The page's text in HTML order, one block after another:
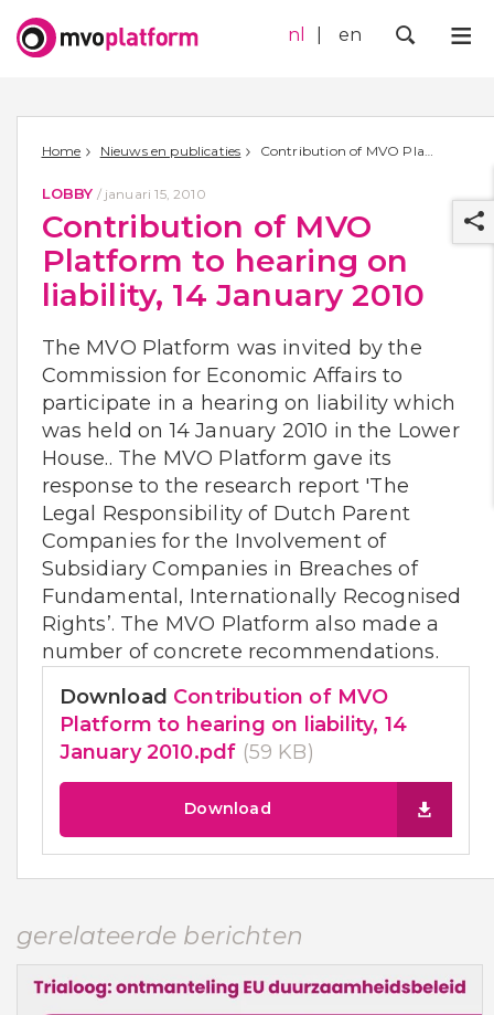
nl en
Home Nieuws en publicaties
LOBBY / januari 15, 2010
Contribution of MVO
Platform to hearing on
liability, 14 January 2010
The MVO Platform was invited by the
Commission for Economic Affairs to
participate in a hearing on liability which
was held on 14 January 2010 in the Lower
House.. The MVO Platform gave its
response to the research report 'The
Legal Responsibility of Dutch Parent
Companies for the Involvement of
Subsidiary Companies in Breaches of
Fundamental, Internationally Recognised
Rights’. The MVO Platform also made a
number of concrete recommendations.
Download Contribution of MVO
Platform to hearing on liability, 14
January 2010.pdf (59 KB)
Download
gerelateerde berichten